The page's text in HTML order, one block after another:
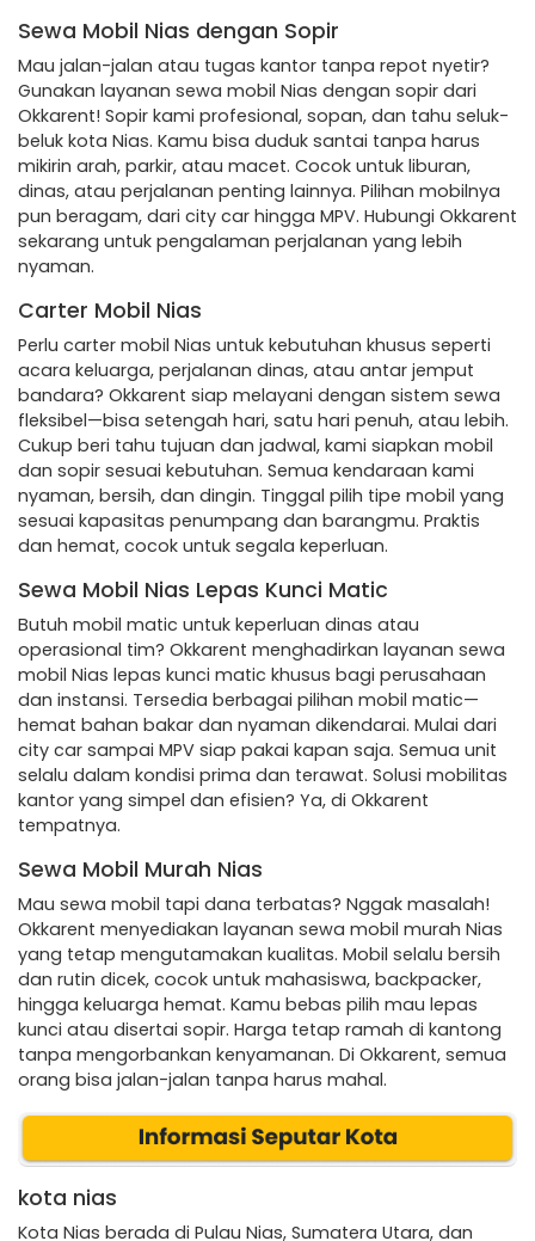
Sewa Mobil Nias dengan Sopir
Mau jalan-jalan atau tugas kantor tanpa repot nyetir?
Gunakan layanan sewa mobil Nias dengan sopir dari
Okkarent! Sopir kami profesional, sopan, dan tahu seluk-
beluk kota Nias. Kamu bisa duduk santai tanpa harus
mikirin arah, parkir, atau macet. Cocok untuk liburan,
dinas, atau perjalanan penting lainnya. Pilihan mobilnya
pun beragam, dari city car hingga MPV. Hubungi Okkarent
sekarang untuk pengalaman perjalanan yang lebih
nyaman.
Carter Mobil Nias
Perlu carter mobil Nias untuk kebutuhan khusus seperti
acara keluarga, perjalanan dinas, atau antar jemput
bandara? Okkarent siap melayani dengan sistem sewa
fleksibel—bisa setengah hari, satu hari penuh, atau lebih.
Cukup beri tahu tujuan dan jadwal, kami siapkan mobil
dan sopir sesuai kebutuhan. Semua kendaraan kami
nyaman, bersih, dan dingin. Tinggal pilih tipe mobil yang
sesuai kapasitas penumpang dan barangmu. Praktis
dan hemat, cocok untuk segala keperluan.
Sewa Mobil Nias Lepas Kunci Matic
Butuh mobil matic untuk keperluan dinas atau
operasional tim? Okkarent menghadirkan layanan sewa
mobil Nias lepas kunci matic khusus bagi perusahaan
dan instansi. Tersedia berbagai pilihan mobil matic—
hemat bahan bakar dan nyaman dikendarai. Mulai dari
city car sampai MPV siap pakai kapan saja. Semua unit
selalu dalam kondisi prima dan terawat. Solusi mobilitas
kantor yang simpel dan efisien? Ya, di Okkarent
tempatnya.
Sewa Mobil Murah Nias
Mau sewa mobil tapi dana terbatas? Nggak masalah!
Okkarent menyediakan layanan sewa mobil murah Nias
yang tetap mengutamakan kualitas. Mobil selalu bersih
dan rutin dicek, cocok untuk mahasiswa, backpacker,
hingga keluarga hemat. Kamu bebas pilih mau lepas
kunci atau disertai sopir. Harga tetap ramah di kantong
tanpa mengorbankan kenyamanan. Di Okkarent, semua
orang bisa jalan-jalan tanpa harus mahal.
kota nias
Kota Nias berada di Pulau Nias, Sumatera Utara, dan